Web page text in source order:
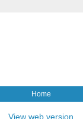
Home
View web version